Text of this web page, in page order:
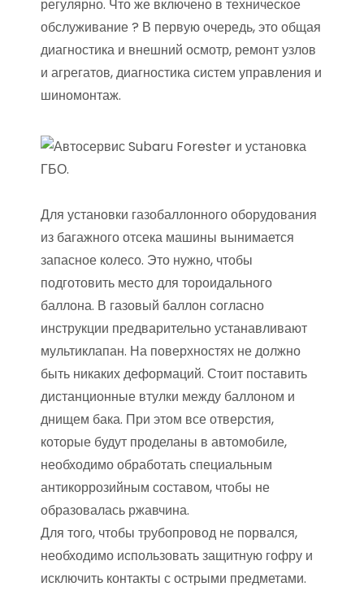
регулярно. Что же включено в техническое
обслуживание ? В первую очередь, это общая
диагностика и внешний осмотр, ремонт узлов
и агрегатов, диагностика систем управления и
шиномонтаж.
Для установки газобаллонного оборудования
из багажного отсека машины вынимается
запасное колесо. Это нужно, чтобы
подготовить место для тороидального
баллона. В газовый баллон согласно
инструкции предварительно устанавливают
мультиклапан. На поверхностях не должно
быть никаких деформаций. Стоит поставить
дистанционные втулки между баллоном и
днищем бака. При этом все отверстия,
которые будут проделаны в автомобиле,
необходимо обработать специальным
антикоррозийным составом, чтобы не
образовалась ржавчина.
Для того, чтобы трубопровод не порвался,
необходимо использовать защитную гофру и
исключить контакты с острыми предметами.